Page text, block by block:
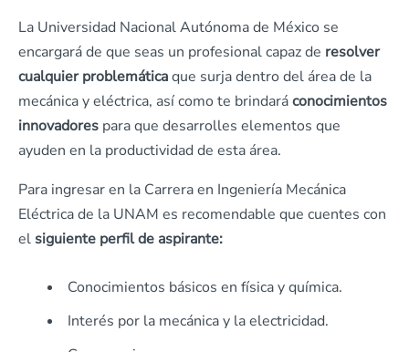
La Universidad Nacional Autónoma de México se
encargará de que seas un profesional capaz de resolver
cualquier problemáticaque surja dentro del área de la
mecánica y eléctrica, así como te brindaráconocimientos
innovadores para que desarrolles elementos que
ayuden en la productividad de esta área.
Para ingresar en la Carrera en Ingeniería Mecánica
Eléctrica de la UNAM es recomendable que cuentes con
elsiguiente perfil de aspirante:
Conocimientos básicos en física y química.
Interés por la mecánica y la electricidad.